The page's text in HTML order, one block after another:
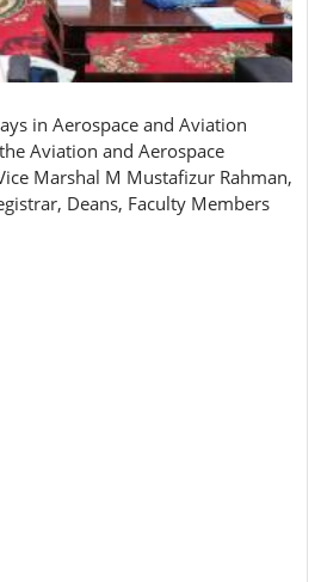
in Aerospace and Aviation
Aviation and Aerospace
Marshal M Mustafizur Rahman,
Deans, Faculty Members